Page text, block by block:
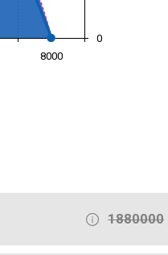
8000
0
1880000